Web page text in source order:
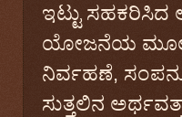
ಇಟ್ಟು ಸಹಕರಿಸಿದ
ಯೋಜನೆಯ ಮೂಲಕ
ನಿರ್ವಹಣೆ,
ಸುತ್ತಲಿನ